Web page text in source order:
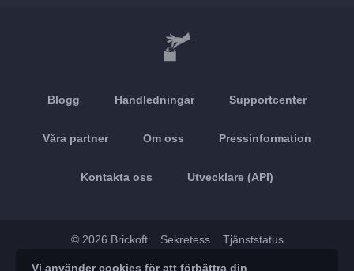
Blogg Handledningar Supportcenter
Våra partner Om oss Pressinformation
Kontakta oss Utvecklare (API)
© 2026 Brickoft Sekretess Tjänststatus
Vi använder cookies för att förbättra din